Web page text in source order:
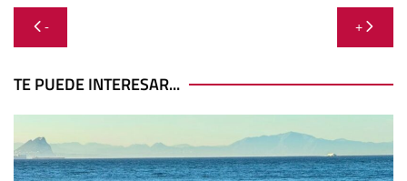
Navegación
de
entradas
- +
TE PUEDE INTERESAR...